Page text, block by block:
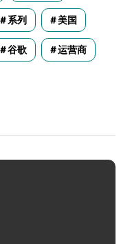
系列 美国
谷歌 运营商